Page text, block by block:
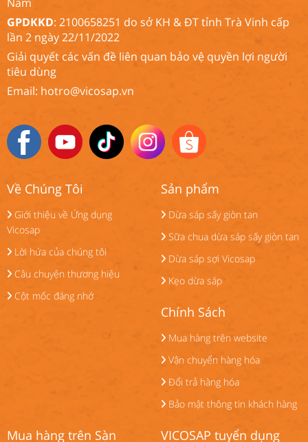
GPDKKD: 2100658251 do sở KH & ĐT tỉnh Trà Vinh cấp
lần 2 ngày 22/11/2022
Giải quyết các vấn đề liên quan bảo vệ quyền lợi người
tiêu dùng
Email: hotro@vicosap.vn
Về Chúng Tôi
Giới thiệu về Ứng dụng
Vicosap
Lời hứa của chúng tôi
Câu chuyện thương hiệu
Cột mốc đáng nhớ
Sản phẩm
Dừa sáp sấy giòn tan
Sữa chua dừa sáp sấy giòn tan
Dừa sáp sợi Vicosap
Kẹo dừa sáp
Chính Sách
Mua hàng trên website
Vận chuyển hàng hóa
Đổi trả hàng hóa
Bảo mật thông tin khách hàng
Mua hàng trên Sàn
VICOSAP tuyển dụng